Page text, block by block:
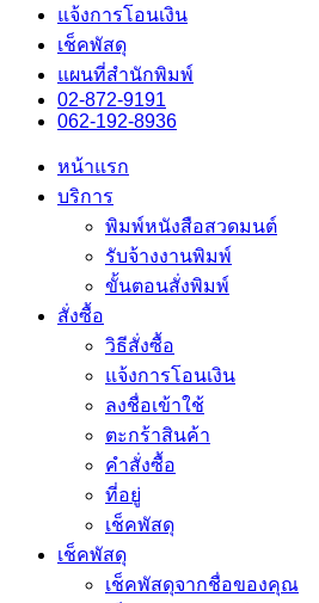
แจ้งการโอนเงิน
เช็คพัสดุ
แผนที่สำนักพิมพ์
02-872-9191
062-192-8936
หน้าแรก
บริการ
พิมพ์หนังสือสวดมนต์
รับจ้างงานพิมพ์
ขั้นตอนสั่งพิมพ์
สั่งซื้อ
วิธีสั่งซื้อ
แจ้งการโอนเงิน
ลงชื่อเข้าใช้
ตะกร้าสินค้า
คำสั่งซื้อ
ที่อยู่
เช็คพัสดุ
เช็คพัสดุ
เช็คพัสดุจากชื่อของคุณ